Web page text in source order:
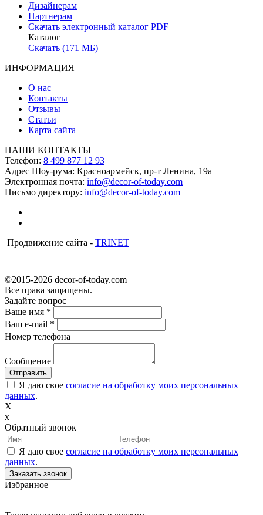
Дизайнерам
Партнерам
Скачать электронный каталог PDF
Каталог
Скачать (171 МБ)
ИНФОРМАЦИЯ
О нас
Контакты
Отзывы
Статьи
Карта сайта
НАШИ КОНТАКТЫ
Телефон: 8 499 877 12 93
Адрес Шоу-рума: Красноармейск, пр-т Ленина, 19а
Электронная почта: info@decor-of-today.com
Письмо директору: info@decor-of-today.com
Продвижение сайта - TRINET
©2015-2026 decor-of-today.com
Все права защищены.
Задайте вопрос
Ваше имя *
Ваш e-mail *
Номер телефона
Сообщение
Я даю свое согласие на обработку моих персональных
данных.
X
x
Обратный звонок
Я даю свое согласие на обработку моих персональных
данных.
Избранное